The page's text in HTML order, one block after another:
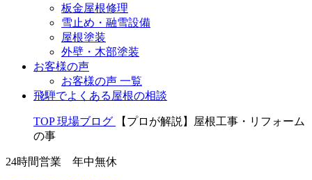
板金屋根修理
雪止め・融雪設備
屋根塗装
外壁・木部塗装
お客様の声
お客様の声 一覧
飛騨でよくある屋根の相談
TOP 現場ブログ
【プロが解説】屋根工事・リフォーム
の事
24時間営業 年中無休